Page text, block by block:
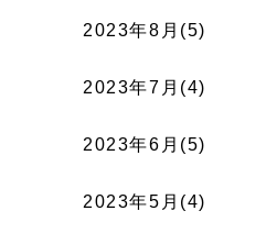
2023年8月(5)
2023年7月(4)
2023年6月(5)
2023年5月(4)